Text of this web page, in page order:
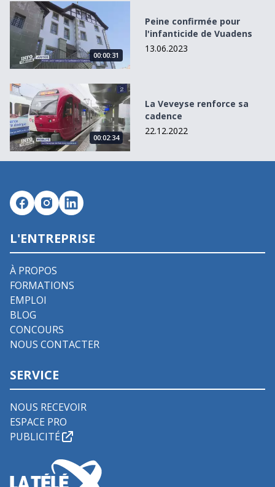
Peine confirmée pour l&#039;infanticide de Vuadens
00:00:31
Peine confirmée pour
l'infanticide de Vuadens
13.06.2023
La Veveyse renforce sa cadence
00:02:34
La Veveyse renforce sa
cadence
22.12.2022
L'ENTREPRISE
À PROPOS
FORMATIONS
EMPLOI
BLOG
CONCOURS
NOUS CONTACTER
SERVICE
NOUS RECEVOIR
ESPACE PRO
PUBLICITÉ